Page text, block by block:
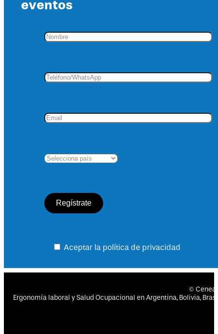
eventos
Aceptar la política de privacidad
©
Ergonomía laboral y Salud Ocupacional en Argentina, Bolivia,